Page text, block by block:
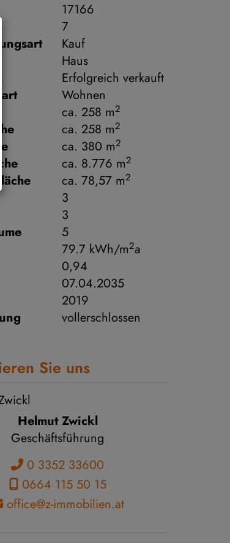
17166
7
Kauf
Haus
Erfolgreich verkauft
Wohnen
ca. 258 m2
ca. 258 m2
ca. 380 m2
ca. 8.776 m2
ca. 78,57 m2
3
3
5
79.7 kWh/m2a
0,94
07.04.2035
2019
vollerschlossen
Sie uns
Helmut Zwickl
Geschäftsführung
0 3352 33600
0664 115 50 15
office@z-immobilien.at